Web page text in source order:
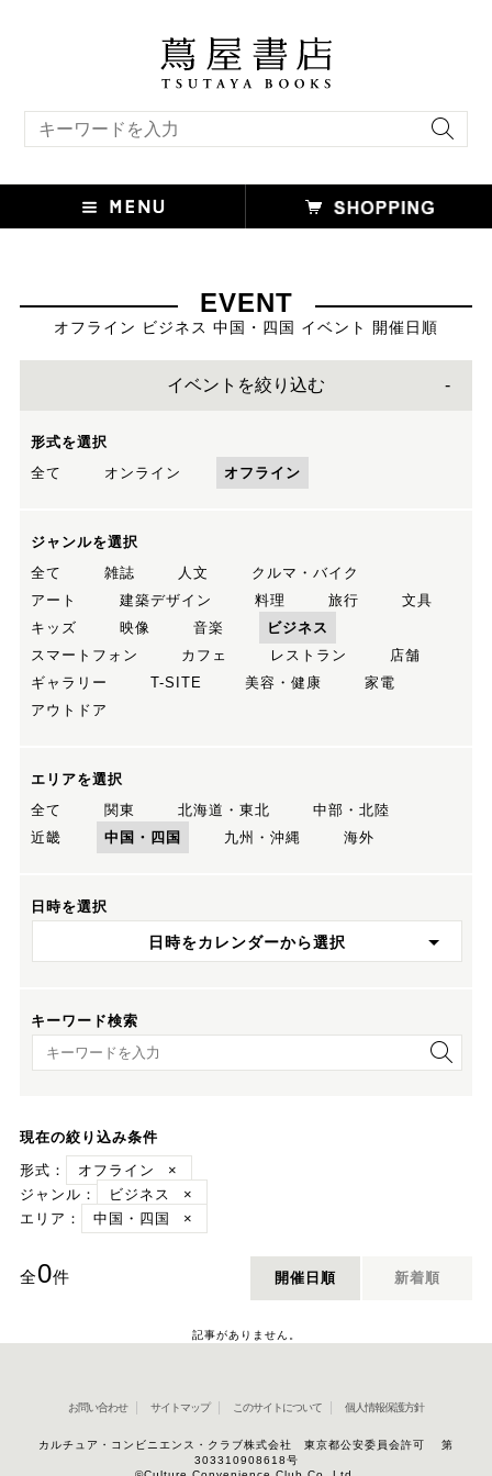
EVENT
オフライン ビジネス 中国・四国 イベント 開催日順
イベントを絞り込む
形式を選択
全て
オンライン オフライン
ジャンルを選択
全て
雑誌 人文
クルマ・バイク
アート
建築デザイン 料理 旅行
文具
キッズ
映像 音楽
ビジネス
スマートフォン
カフェ レストラン
店舗
ギャラリー
T-SITE 美容・健康
家電
アウトドア
エリアを選択
全て
関東 北海道・東北
中部・北陸
近畿
中国・四国 九州・沖縄 海外
日時を選択
日時をカレンダーから選択
キーワード検索
キーワード検索
現在の絞り込み条件
形式：
オフライン
×
ジャンル：
ビジネス
×
エリア：
中国・四国 ×
全0件 開催日順 新着順
記事がありません。
お問い合わせ サイトマップ このサイトについて 個人情報保護方針
カルチュア・コンビニエンス・クラブ株式会社 東京都公安委員会許可 第
303310908618号